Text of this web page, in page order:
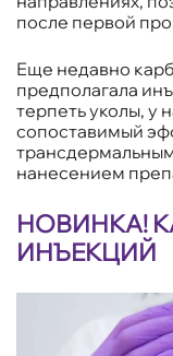
после первой
Еще недавно
предполагала
терпеть уколы, у
сопоставимый
нанесением
НОВИНКА!
ИНЪЕКЦИЙ